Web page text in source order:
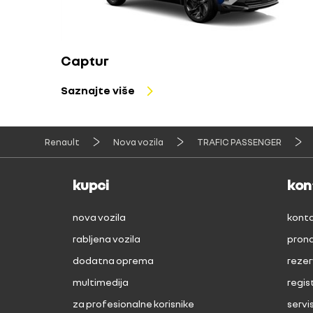
Captur
Saznajte više